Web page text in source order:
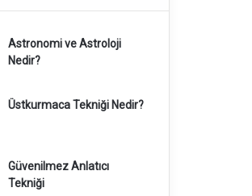
Astronomi ve Astroloji
Nedir?
Üstkurmaca Tekniği Nedir?
Güvenilmez Anlatıcı
Tekniği